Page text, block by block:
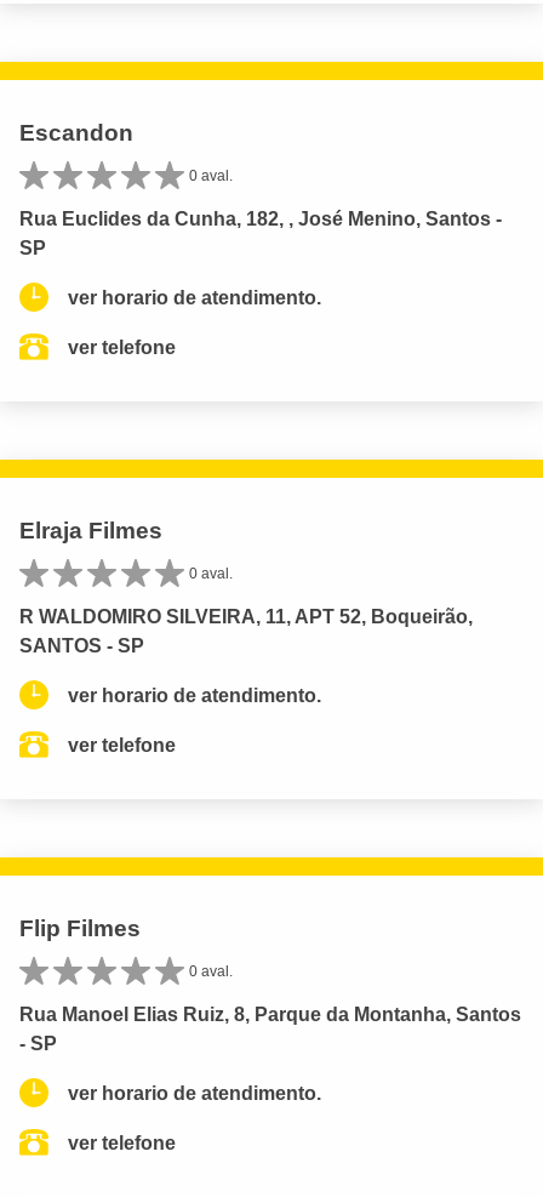
Escandon
0 aval.
Rua Euclides da Cunha, 182, , José Menino, Santos -
SP
ver horario de atendimento.
ver telefone
Elraja Filmes
0 aval.
R WALDOMIRO SILVEIRA, 11, APT 52, Boqueirão,
SANTOS - SP
ver horario de atendimento.
ver telefone
Flip Filmes
0 aval.
Rua Manoel Elias Ruiz, 8, Parque da Montanha, Santos
- SP
ver horario de atendimento.
ver telefone